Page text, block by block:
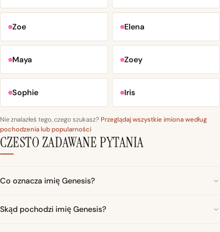
Zoe Elena
Maya Zoey
Sophie Iris
Nie znalazłeś tego, czego szukasz? Przeglądaj wszystkie imiona według
pochodzenia lub popularności
CZESTO ZADAWANE PYTANIA
Co oznacza imię Genesis?
Skąd pochodzi imię Genesis?